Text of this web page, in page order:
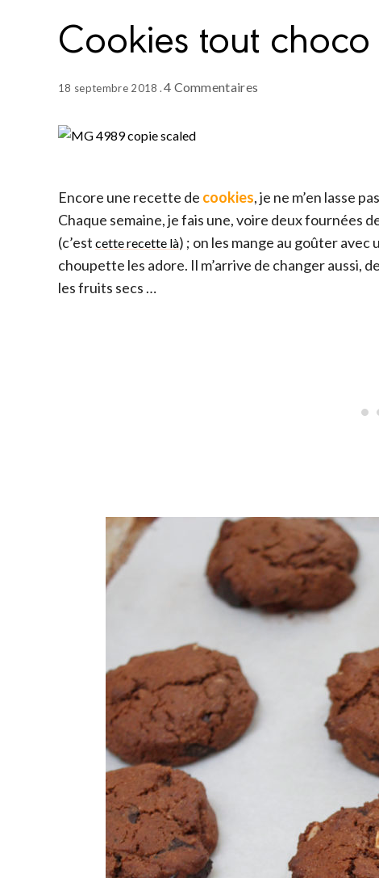
Cookies tout
18 septembre 2018 4 Commentaires
Encore une recette de cookies, je ne m’en lasse
Chaque semaine, je fais une, voire deux fournées
(c’est cette recette là) ; on les mange au goûter
choupette les adore. Il m’arrive de changer aussi,
les fruits secs …